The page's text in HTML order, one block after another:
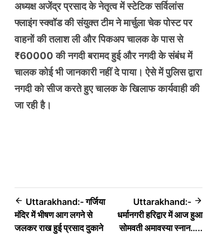
अध्यक्ष अजेंद्र प्रसाद के नेतृत्व में स्टेटिक सर्विलांस
फ्लाइंग स्क्वॉड की संयुक्त टीम ने मार्चुला चेक पोस्ट पर
वाहनों की तलाश ली और पिकअप चालक के पास से
₹60000 की नगदी बरामद हुई और नगदी के संबंध में
चालक कोई भी जानकारी नहीं दे पाया। ऐसे में पुलिस द्वारा
नगदी को सीज करते हुए चालक के खिलाफ कार्यवाही की
जा रही है।
Post
navigation
Uttarakhand:- गर्जिया
मंदिर में भीषण आग लगने से
जलकर राख हुई प्रसाद दुकाने
Uttarakhand:-
धर्मानगरी हरिद्वार में आज हुआ
सोमवती अमावस्या स्नान…..